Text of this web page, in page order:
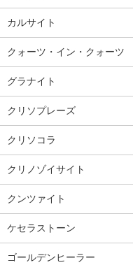
カルサイト
クォーツ・イン・クォーツ
グラナイト
クリソプレーズ
クリソコラ
クリノゾイサイト
クンツァイト
ケセラストーン
ゴールデンヒーラー